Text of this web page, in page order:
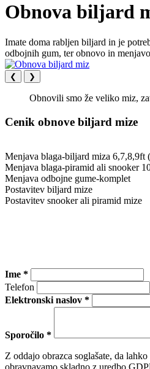
Obnova biljard
Imate doma rabljen biljard in je
odbojnih gum, ter obnovo in
❮ ❯
Obnovili smo že veliko miz,
Cenik obnove biljard mize
Menjava blaga-biljard miza 6,7,8,9ft
Menjava blaga-piramid ali snooker
Menjava odbojne gume-komplet
Postavitev biljard mize
Postavitev snooker ali piramid mize
Ime *
Telefon
Elektronski naslov *
Sporočilo *
Z oddajo obrazca soglašate, da